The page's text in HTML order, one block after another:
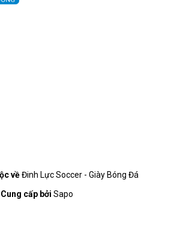
vềĐinh Lực Soccer - Giày Bóng Đá
Cung cấp bởi Sapo